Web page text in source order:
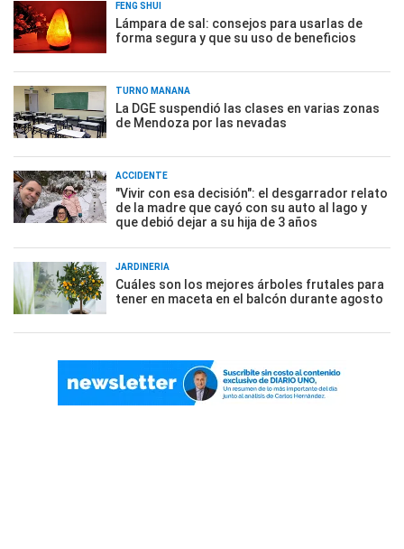
FENG SHUI
Lámpara de sal: consejos para usarlas de
forma segura y que su uso de beneficios
TURNO MAÑANA
La DGE suspendió las clases en varias zonas
de Mendoza por las nevadas
ACCIDENTE
"Vivir con esa decisión": el desgarrador relato
de la madre que cayó con su auto al lago y
que debió dejar a su hija de 3 años
JARDINERÍA
Cuáles son los mejores árboles frutales para
tener en maceta en el balcón durante agosto